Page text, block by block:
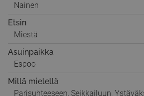
Nainen
Etsin
Miestä
Asuinpaikka
Espoo
Millä mielellä
Parisuhteeseen, Seikkailuun,